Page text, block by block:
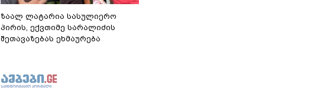
ზაალ ლატარია სასულიერო
პირის, ექვთიმე სარალიძის
შეთავაზებას ეხმაურება